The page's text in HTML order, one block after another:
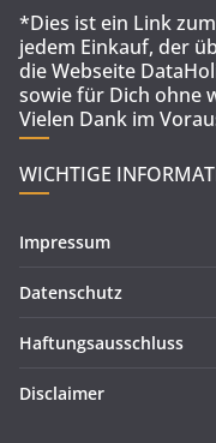
*Dies ist ein Link
jedem Einkauf, der
die Webseite
sowie für Dich ohne
Vielen Dank im
WICHTIGE
Impressum
Datenschutz
Haftungsausschluss
Disclaimer